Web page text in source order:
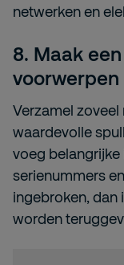
netwerken en
8. Maak
voorwerpen
Verzamel
waardevolle
voeg
serienummers
ingebroken, dan
worden